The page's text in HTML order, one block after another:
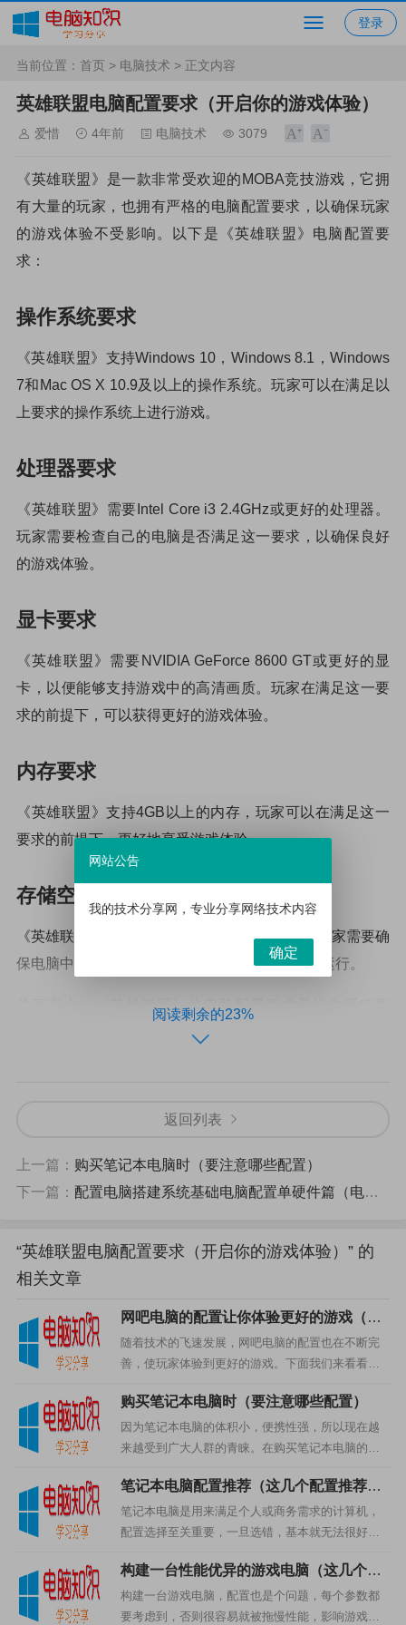
登录
当前位置： 首页 > 电脑技术 > 正文内容
英雄联盟电脑配置要求（开启你的游戏体验）
爱惜 4年前 电脑技术 3079
《英雄联盟》是一款非常受欢迎的MOBA竞技游戏，它拥
有大量的玩家，也拥有严格的电脑配置要求，以确保玩家
的游戏体验不受影响。以下是《英雄联盟》电脑配置要
求：
操作系统要求
《英雄联盟》支持Windows 10，Windows 8.1，Windows
7和Mac OS X 10.9及以上的操作系统。玩家可以在满足以
上要求的操作系统上进行游戏。
处理器要求
《英雄联盟》需要Intel Core i3 2.4GHz或更好的处理器。
玩家需要检查自己的电脑是否满足这一要求，以确保良好
的游戏体验。
显卡要求
《英雄联盟》需要NVIDIA GeForce 8600 GT或更好的显
卡，以便能够支持游戏中的高清画质。玩家在满足这一要
求的前提下，可以获得更好的游戏体验。
内存要求
《英雄联盟》支持4GB以上的内存，玩家可以在满足这一
要求的前提下，更好地享受游戏体验。
存储空间要求
《英雄联盟》需要至少12GB的可用存储空间，玩家需要确
保电脑中有足够的可用空间，以确保游戏的流畅运行。
总而言之，《英雄联盟》的电脑配置要求是操作系统要
求、处理器要求、显卡要求、内存要求和存储空间要求，
以上便是关于“英雄联盟电脑配置要求”的相关内容，最佳的
英雄联盟电脑配置（开启你的游戏体验）
阅读剩余的23%
返回列表
上一篇： 购买笔记本电脑时（要注意哪些配置）
下一篇： 配置电脑搭建系统基础电脑配置单硬件篇（电脑配置单）
“英雄联盟电脑配置要求（开启你的游戏体验）” 的
相关文章
网吧电脑的配置让你体验更好的游戏（网
吧电脑的配置）
随着技术的飞速发展，网吧电脑的配置也在不断完
善，使玩家体验到更好的游戏。下面我们来看看网
脑的核心部件，是整个电脑系统的基础，它决定了
整台电脑的性能配置。现在...
购买笔记本电脑时（要注意哪些配置）
因为笔记本电脑的体积小，便携性强，所以现在越
来越受到广大人群的青睐。在购买笔记本电脑的时
电脑配置的详细介绍。CPUCPU是计算机的核心，
购买笔记本电脑时，要...
笔记本电脑配置推荐（这几个配置推荐很
重要）
笔记本电脑是用来满足个人或商务需求的计算机，
配置选择至关重要，一旦选错，基本就无法很好的
最适合自己的笔记本电脑，下面就从硬件配置的角
度，介绍几个比较常见的笔...
构建一台性能优异的游戏电脑（这几个参
数很重要）
构建一台游戏电脑，配置也是个问题，每个参数都
要考虑到，否则很容易就被拖慢性能，影响游戏体
网站公告
我的技术分享网，专业分享网络技术内容
确定